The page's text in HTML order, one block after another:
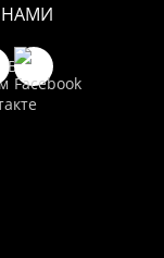
НАМИ